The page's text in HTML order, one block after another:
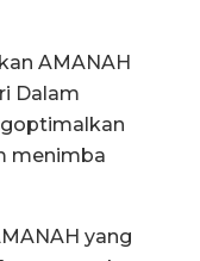
AMANAH
Dalam
menimba
yang